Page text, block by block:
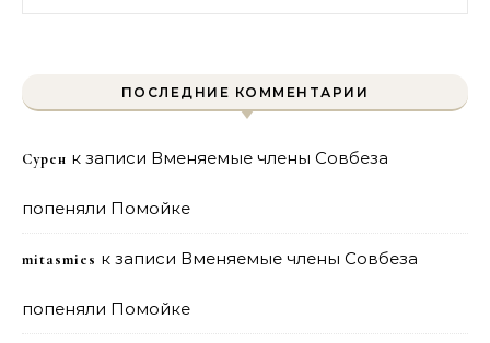
ПОСЛЕДНИЕ КОММЕНТАРИИ
Сурен к записи Вменяемые члены Совбеза
попеняли Помойке
mitasmies к записи Вменяемые члены Совбеза
попеняли Помойке